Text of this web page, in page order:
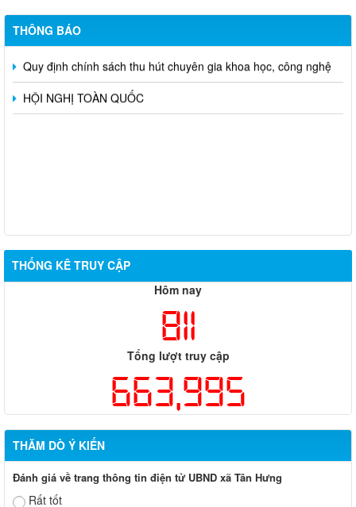
THÔNG BÁO
Xã Tân Hưng đẩy mạnh chuyển đổi số tra cứu thủ tục hành
chính
Quy định chính sách thu hút chuyên gia khoa học, công nghệ
HỘI NGHỊ TOÀN QUỐC
THỐNG KÊ TRUY CẬP
Hôm nay
811
Tổng lượt truy cập
663,995
THĂM DÒ Ý KIẾN
Đánh giá về trang thông tin điện tử UBND xã Tân Hưng
Rất tốt